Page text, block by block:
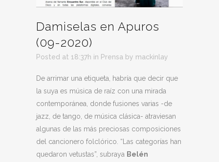
Damiselas en Apuros
(09-2020)
Posted at 18:37h in Prensa by mackinlay
De arrimar una etiqueta, habría que decir que
la suya es música de raíz con una mirada
contemporánea, donde fusiones varias -de
jazz, de tango, de música clásica- atraviesan
algunas de las más preciosas composiciones
del cancionero folclórico. “Las categorías han
quedaron vetustas”, subraya Belén